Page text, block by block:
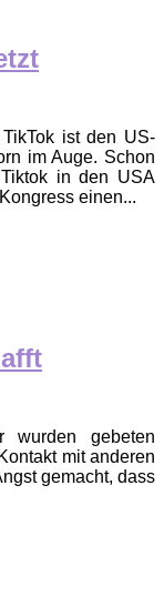
ist den US-
im Auge. Schon
in den USA
einen...
gebeten
mit anderen
gemacht, dass